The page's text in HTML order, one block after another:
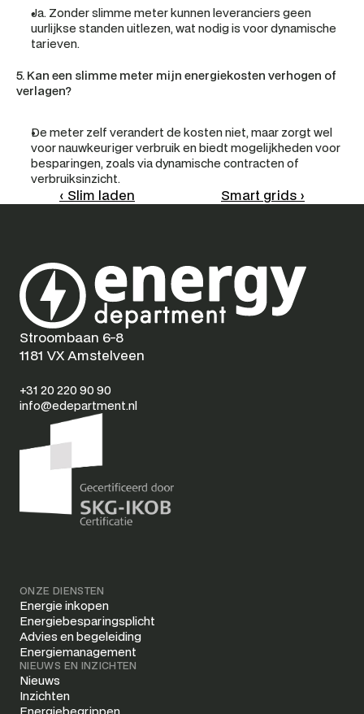
Ja. Zonder slimme meter kunnen leveranciers geen
uurlijkse standen uitlezen, wat nodig is voor dynamische
tarieven.
5. Kan een slimme meter mijn energiekosten verhogen of
verlagen?
De meter zelf verandert de kosten niet, maar zorgt wel
voor nauwkeuriger verbruik en biedt mogelijkheden voor
besparingen, zoals via dynamische contracten of
verbruiksinzicht.
‹ Slim laden Smart grids ›
Stroombaan 6-8
1181 VX Amstelveen
+31 20 220 90 90
info@edepartment.nl
ONZE DIENSTEN
Energie inkopen
Energiebesparingsplicht
Advies en begeleiding
Energiemanagement
NIEUWS EN INZICHTEN
Nieuws
Inzichten